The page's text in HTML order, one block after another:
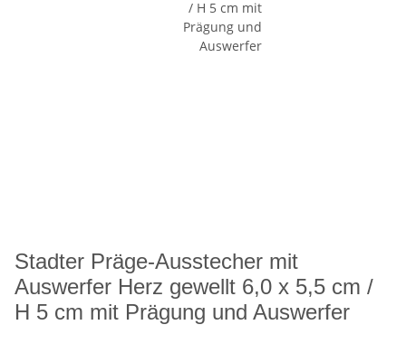
Stadter Präge-Ausstecher mit
Auswerfer Herz gewellt 6,0 x 5,5 cm /
H 5 cm mit Prägung und Auswerfer